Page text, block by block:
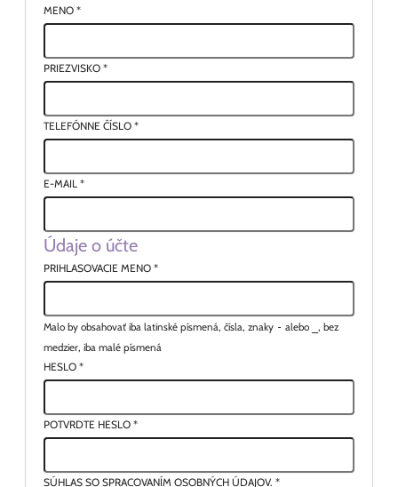
MENO *
PRIEZVISKO *
TELEFÓNNE ČÍSLO *
E-MAIL *
Údaje o účte
PRIHLASOVACIE MENO *
Malo by obsahovať iba latinské písmená, čísla, znaky - alebo
, bez
medzier, iba malé písmená
HESLO *
POTVRDTE HESLO *
SÚHLAS SO SPRACOVANÍM OSOBNÝCH ÚDAJOV. *